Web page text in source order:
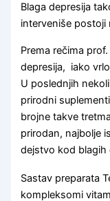
Blaga depresija
interveniše postoji
Prema rečima
depresija, iako
U poslednjih
prirodni
brojne takve
prirodan, najbolje
dejstvo kod blagih
Sastav preparata
kompleksomi